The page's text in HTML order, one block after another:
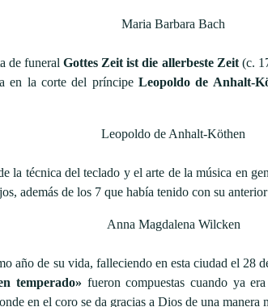
de funeralGottes Zeit ist die allerbeste Zeit(c.
en la corte del príncipe Leopoldo de Anhalt-
la técnica del teclado y el arte de la música en
además de los 7 que había tenido con su
año de su vida, falleciendo en esta ciudad el 28
temperado» fueron compuestas cuando ya
en el coro se da gracias a Dios de una manera